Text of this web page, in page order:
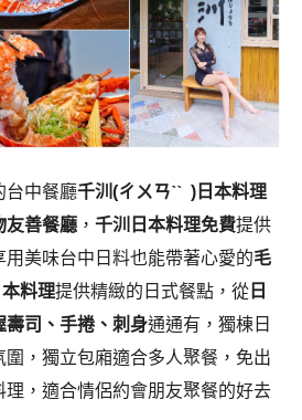
台中餐廳千汌(ㄔㄨㄢˋˋ )日本料理
友善餐廳 ， 千汌日本料理免費提供
用美味台中日料也能帶著心愛的毛
料理提供精緻的日式餐點，從 日
壽司、手捲、刺身通通有，獨棟日
，獨立包廂適合多人聚餐，免出
理，適合情侶約會朋友聚餐的好去